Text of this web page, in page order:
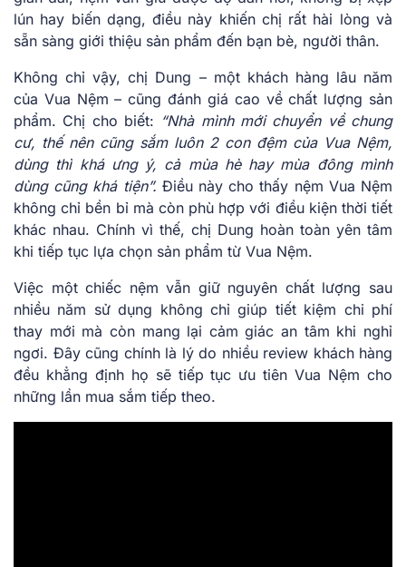
lún hay biến dạng, điều này khiến chị rất hài lòng và
sẵn sàng giới thiệu sản phẩm đến bạn bè, người thân.
Không chỉ vậy, chị Dung – một khách hàng lâu năm
của Vua Nệm – cũng đánh giá cao về chất lượng sản
phẩm. Chị cho biết: “Nhà mình mới chuyển về chung
cư, thế nên cũng sắm luôn 2 con đệm của Vua Nệm,
dùng thì khá ưng ý, cả mùa hè hay mùa đông mình
dùng cũng khá tiện”. Điều này cho thấy nệm Vua Nệm
không chỉ bền bỉ mà còn phù hợp với điều kiện thời tiết
khác nhau. Chính vì thế, chị Dung hoàn toàn yên tâm
khi tiếp tục lựa chọn sản phẩm từ Vua Nệm.
Việc một chiếc nệm vẫn giữ nguyên chất lượng sau
nhiều năm sử dụng không chỉ giúp tiết kiệm chi phí
thay mới mà còn mang lại cảm giác an tâm khi nghỉ
ngơi. Đây cũng chính là lý do nhiều review khách hàng
đều khẳng định họ sẽ tiếp tục ưu tiên Vua Nệm cho
những lần mua sắm tiếp theo.